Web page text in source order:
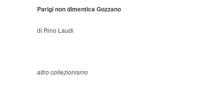
Parigi non dimentica Gozzano
di Rino Laudi
altro collezionismo